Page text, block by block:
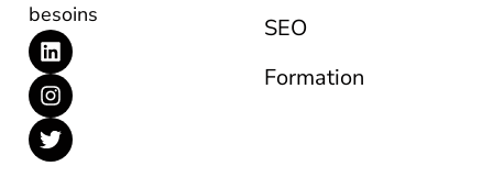
besoins
SEO
Formation